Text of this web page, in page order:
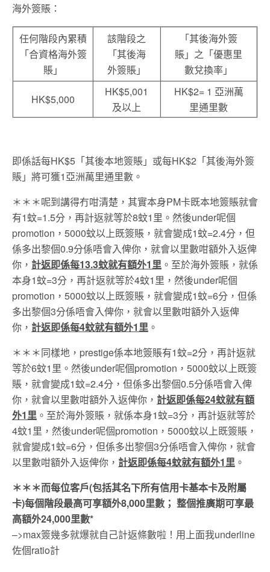
海外簽賬：
任何階段內累積
「合資格海外簽
賬」
該階段之
「其後海
外簽賬」
「其後海外簽
賬」之「優惠里
數兌換率」
HK$5,000
HK$5,001
及以上
HK$2= 1 亞洲萬
里通里數
即係話每HK$5「其後本地簽賬」或每HK$2「其後海外簽
賬」將可獲1亞洲萬里通里數。
＊＊＊呢到講得冇咁清楚，其實本身PM卡既本地簽賬就會
有1蚊=1.5分，再計返就等於8蚊1里。然後under呢個
promotion，5000蚊以上既簽賬，就會變成1蚊=2.4分，但
係多出黎個0.9分係唔會入俾你，就會以里數咁額外入返俾
你， 計返即係每13.3蚊就有額外1里 。至於海外簽賬，就係
本身1蚊=3分，再計返就等於4蚊1里，然後under呢個
promotion，5000蚊以上既簽賬，就會變成1蚊=6分，但係
多出黎個3分係唔會入俾你，就會以里數咁額外入返俾
你， 計返即係每4蚊就有額外1里 。
＊＊＊同樣地，prestige係本地簽賬有1蚊=2分，再計返就
等於6蚊1里。然後under呢個promotion，5000蚊以上既簽
賬，就會變成1蚊=2.4分，但係多出黎個0.5分係唔會入俾
你，就會以里數咁額外入返俾你， 計返即係每24蚊就有額
外1里 。至於海外簽賬，就係本身1蚊=3分，再計返就等於
4蚊1里，然後under呢個promotion，5000蚊以上既簽賬，
就會變成1蚊=6分，但係多出黎個3分係唔會入俾你，就會
以里數咁額外入返俾你， 計返即係每4蚊就有額外1里 。
＊＊＊而每位客戶(包括其名下所有信用卡基本卡及附屬
卡)每個階段最高可享額外8,000里數； 整個推廣期可享最
高額外24,000里數*
–>max簽幾多就爆就自己計返條數啦！用上面我underline
佐個ratio計